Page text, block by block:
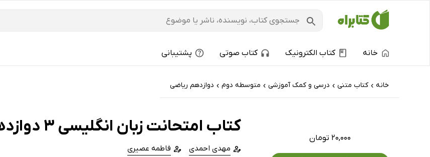
خانه کتاب الکترونیک کتاب صوتی پشتیبانی
خانه › کتاب‌ متنی › درسی و کمک آموزشی › متوسطه دوم › دوازدهم ریاضی
۲۰,۰۰۰ تومان
کتاب امتحانت زبان انگلیسی 3 دوازدهم - همه رشته‌ها
مهدی احمدی فاطمه عصیری